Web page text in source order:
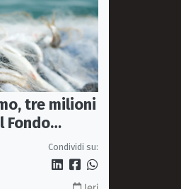
tre milioni
Fondo
Condividi su: